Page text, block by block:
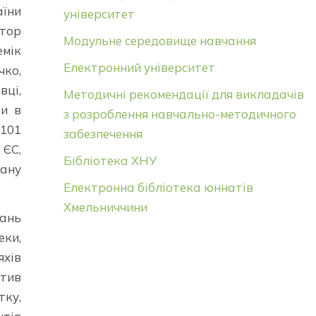
в
ЄС,
університет
Модульне середовище навчання
Електронний університет
Методичні рекомендації для викладачів
з розроблення навчально-методичного
забезпечення
Бібліотека ХНУ
Електронна бібліотека юннатів
Хмельниччини